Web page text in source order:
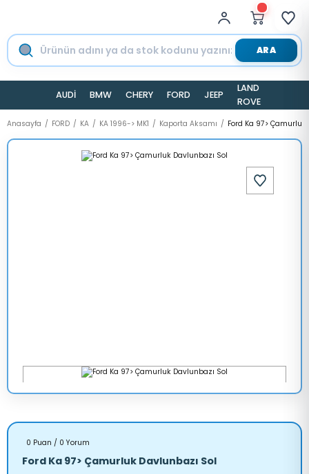
ARA
AUDİ BMW CHERY FORD JEEP
LAND
ROVER
Anasayfa FORD KA KA 1996-> MK1 Kaporta Aksamı Ford Ka 97>
0 Puan / 0 Yorum
Ford Ka 97> Çamurluk Davlunbazı Sol